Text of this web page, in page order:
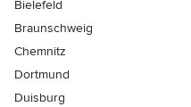
Bielefeld
Braunschweig
Chemnitz
Dortmund
Duisburg